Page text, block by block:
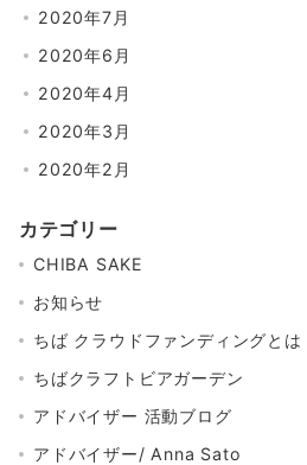
2020年7月
2020年6月
2020年4月
2020年3月
2020年2月
カテゴリー
CHIBA SAKE
お知らせ
ちば クラウドファンディングとは
ちばクラフトビアガーデン
アドバイザー 活動ブログ
アドバイザー/ Anna Sato